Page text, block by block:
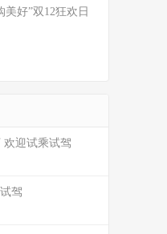
美好”双12狂欢日
欢迎试乘试驾
驾